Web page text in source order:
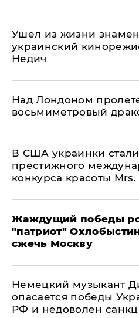
Ушел из жизни
украинский
Недич
Над Лондоном
восьмиметровый
В США украинки
престижного
конкурса красоты
Жаждущий победы
"патриот"
сжечь Москву
Немецкий музыкант
опасается победы
РФ и недоволен